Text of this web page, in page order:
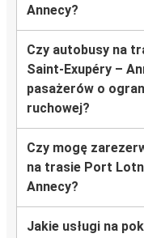
Annecy?
Czy autobusy na
Saint-Exupéry –
pasażerów o
ruchowej?
Czy mogę
na trasie Port
Annecy?
Jakie usługi na